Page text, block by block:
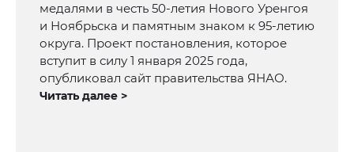
медалями в честь 50-летия Нового Уренгоя
и Ноябрьска и памятным знаком к 95-летию
округа. Проект постановления, которое
вступит в силу 1 января 2025 года,
опубликовал сайт правительства ЯНАО.
Читать далее >